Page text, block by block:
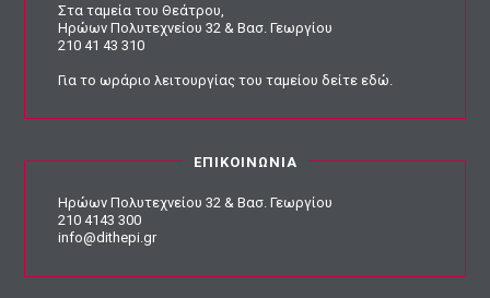
Στα ταμεία του Θεάτρου,
Ηρώων Πολυτεχνείου 32 & Βασ. Γεωργίου
210 41 43 310
Για το ωράριο λειτουργίας του ταμείουδείτε εδώ
ΕΠΙΚΟΙΝΩΝΙΑ
Ηρώων Πολυτεχνείου 32 & Βασ. Γεωργίου
210 4143 300
info@dithepi.gr